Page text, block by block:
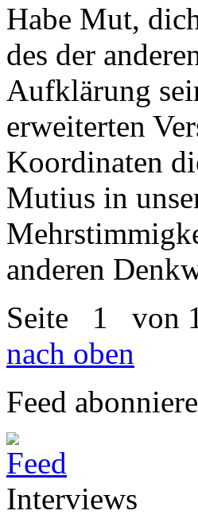
Habe Mut,
des der
Aufklärung
erweiterten
Koordinaten
Mutius in
anderen
Seite 1 von
nach oben
Feed
Interviews